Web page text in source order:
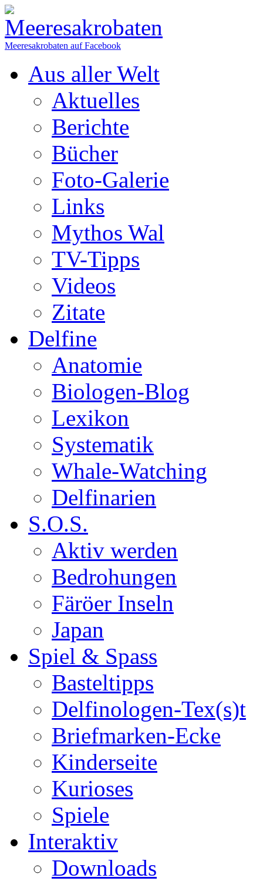
Meeresakrobaten auf Facebook
Aus aller Welt
Aktuelles
Berichte
Bücher
Foto-Galerie
Links
Mythos Wal
TV-Tipps
Videos
Zitate
Delfine
Anatomie
Biologen-Blog
Lexikon
Systematik
Whale-Watching
Delfinarien
S.O.S.
Aktiv werden
Bedrohungen
Färöer Inseln
Japan
Spiel & Spass
Basteltipps
Delfinologen-Tex(s)t
Briefmarken-Ecke
Kinderseite
Kurioses
Spiele
Interaktiv
Downloads